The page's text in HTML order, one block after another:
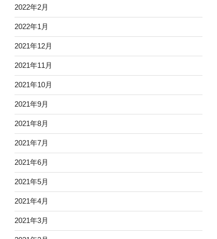
2022年2月
2022年1月
2021年12月
2021年11月
2021年10月
2021年9月
2021年8月
2021年7月
2021年6月
2021年5月
2021年4月
2021年3月